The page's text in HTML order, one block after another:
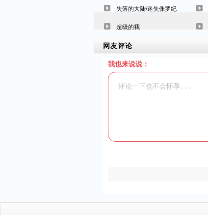
失落的大陆/迷失侏罗纪
超级的我
网友评论
我也来说说：